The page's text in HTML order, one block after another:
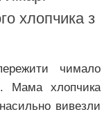
хлопчика з
чимало
Мама хлопчика
вивезли